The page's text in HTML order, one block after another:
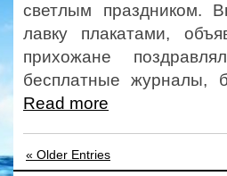
светлым праздником.
лавку плакатами,
прихожане
бесплатные журналы,
Read more
« Older Entries